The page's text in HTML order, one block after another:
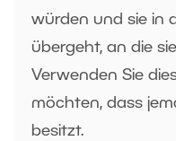
würden und sie in
übergeht, an die
Verwenden Sie
möchten, dass
besitzt.